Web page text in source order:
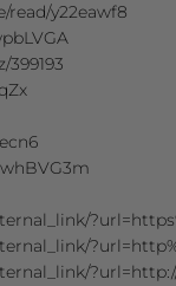
read/y22eawf8